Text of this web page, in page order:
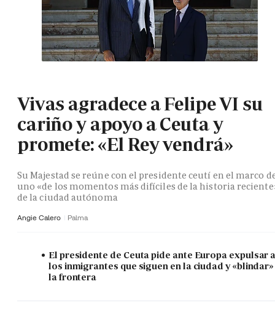
Vivas agradece a Felipe VI su
cariño y apoyo a Ceuta y
promete: «El Rey vendrá»
Su Majestad se reúne con el presidente ceutí en el marco
uno «de los momentos más difíciles de la historia
de la ciudad autónoma
Angie Calero Palma
El presidente de Ceuta pide ante Europa expulsar
los inmigrantes que siguen en la ciudad y «blindar»
la frontera